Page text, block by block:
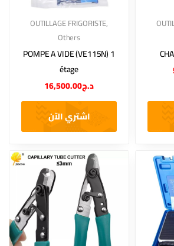
OUTILLAGE FRIGORISTE,
Others
POMPE A VIDE (VE115N) 1
étage
د.ج16,500.00
اشتري الآن